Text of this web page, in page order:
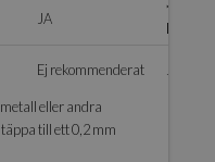
JA
*Starkt
Ej rekommenderat
eller andra
till ett 0,2 mm